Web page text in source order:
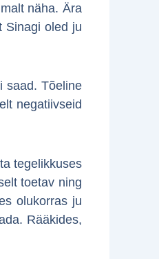
näha. Ära
Sinagi oled ju
saad. Tõeline
negatiivseid
tegelikkuses
toetav ning
olukorras ju
Rääkides,